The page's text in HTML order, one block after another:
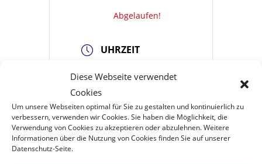
Diese Webseite verwendet
Cookies
Um unsere Webseiten optimal für Sie zu gestalten und kontinuierlich zu
verbessern, verwenden wir Cookies. Sie haben die Möglichkeit, die
Verwendung von Cookies zu akzeptieren oder abzulehnen. Weitere
Informationen über die Nutzung von Cookies finden Sie auf unserer
Datenschutz-Seite.
Abgelaufen!
UHRZEIT
19:00 - 21:00
STANDORT